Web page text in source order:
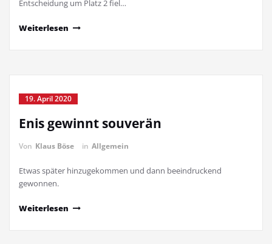
Entscheidung um Platz 2 fiel…
Weiterlesen
19. April 2020
Enis gewinnt souverän
Von Klaus Böse in Allgemein
Etwas später hinzugekommen und dann beeindruckend
gewonnen.
Weiterlesen